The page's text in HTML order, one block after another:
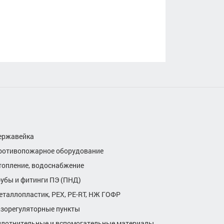
оборудование
водоснабжение
и фитинги ПЭ (ПНД)
РЕХ, РЕ-RТ, НЖ ГОФР
пункты